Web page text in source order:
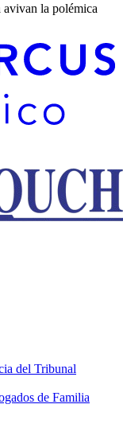
avivan la polémica
del Tribunal
de Familia